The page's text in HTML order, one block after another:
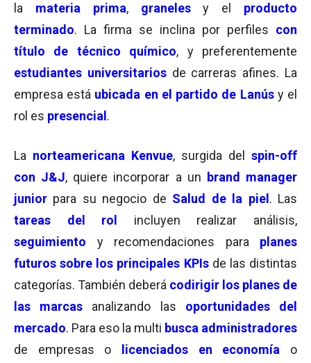
la materia prima, granelesy el producto
terminado. La firma se inclina por perfiles con
título de técnico químico, y preferentemente
estudiantes universitarios de carreras afines. La
empresa está ubicada en el partido de Lanúsy el
rol es presencial .
La norteamericana Kenvue, surgida del
spin-off
con J&J, quiere incorporar a un brand manager
junior para su negocio de Salud de la piel . Las
tareas del rol
incluyen realizar análisis,
seguimiento y recomendaciones para planes
futuros sobre los principales KPIs de las distintas
categorías. También deberá codirigir los planes de
las marcas analizando las oportunidades del
mercado. Para eso la multi busca administradores
de empresas o
licenciados en economía o